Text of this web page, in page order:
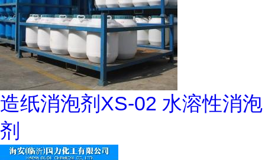
造纸消泡剂XS-02 水溶性消泡
剂